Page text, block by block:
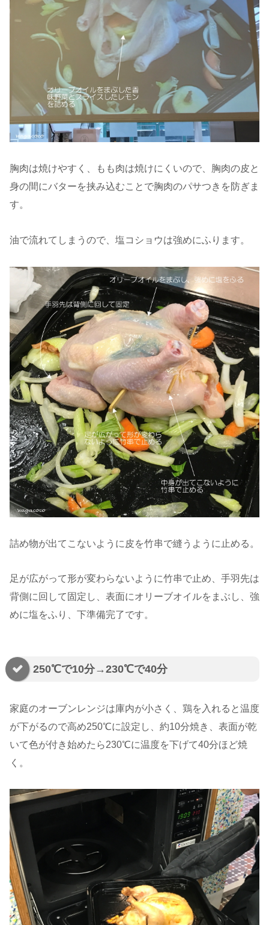
胸肉は焼けやすく、もも肉は焼けにくいので、胸肉の皮と
身の間にバターを挟み込むことで胸肉のパサつきを防ぎま
す。
油で流れてしまうので、塩コショウは強めにふります。
詰め物が出てこないように皮を竹串で縫うように止める。
足が広がって形が変わらないように竹串で止め、手羽先は
背側に回して固定し、表面にオリーブオイルをまぶし、強
めに塩をふり、下準備完了です。
250℃で10分→230℃で40分
家庭のオーブンレンジは庫内が小さく、鶏を入れると温度
が下がるので高め250℃に設定し、約10分焼き、表面が乾
いて色が付き始めたら230℃に温度を下げて40分ほど焼
く。